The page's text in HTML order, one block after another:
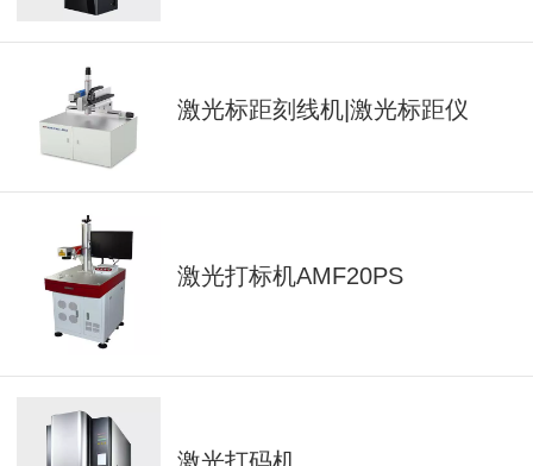
激光标距刻线机|激光标距仪
激光打标机AMF20PS